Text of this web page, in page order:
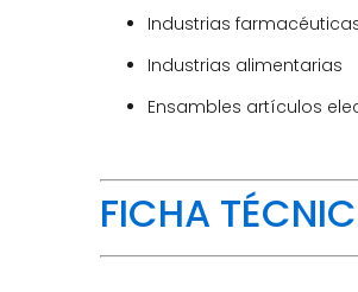
Industrias
Industrias alimentarias
Ensambles artículos
FICHA